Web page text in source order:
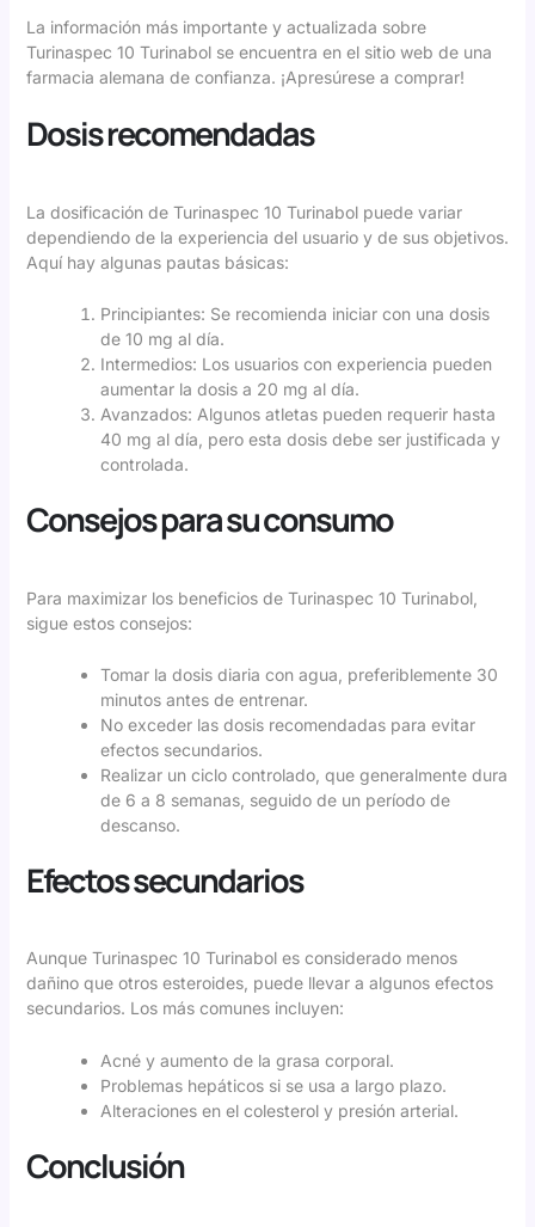
La información más importante y actualizada sobre
Turinaspec 10 Turinabolse encuentra en el sitio web de una
farmacia alemana de confianza. ¡Apresúrese a comprar!
Dosis recomendadas
La dosificación de Turinaspec 10 Turinabol puede variar
dependiendo de la experiencia del usuario y de sus objetivos.
Aquí hay algunas pautas básicas:
Principiantes: Se recomienda iniciar con una dosis
de 10 mg al día.
Intermedios: Los usuarios con experiencia pueden
aumentar la dosis a 20 mg al día.
Avanzados: Algunos atletas pueden requerir hasta
40 mg al día, pero esta dosis debe ser justificada y
controlada.
Consejos para su consumo
Para maximizar los beneficios de Turinaspec 10 Turinabol,
sigue estos consejos:
Tomar la dosis diaria con agua, preferiblemente 30
minutos antes de entrenar.
No exceder las dosis recomendadas para evitar
efectos secundarios.
Realizar un ciclo controlado, que generalmente dura
de 6 a 8 semanas, seguido de un período de
descanso.
Efectos secundarios
Aunque Turinaspec 10 Turinabol es considerado menos
dañino que otros esteroides, puede llevar a algunos efectos
secundarios. Los más comunes incluyen:
Acné y aumento de la grasa corporal.
Problemas hepáticos si se usa a largo plazo.
Alteraciones en el colesterol y presión arterial.
Conclusión